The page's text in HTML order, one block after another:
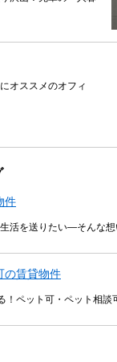
オススメのオフィ
件
活を送りたい―そんな
の賃貸物件
ペット可・ペット相談